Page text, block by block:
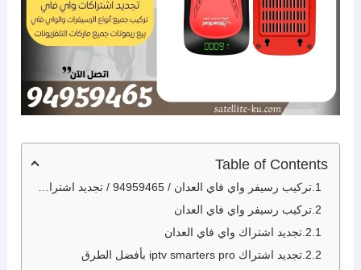
Table of Contents
تركيب رسيفر واي فاي العدان / 94959465 / تجديد اشتراك واي فاي العدان
تركيب رسيفر واي فاي العدان
تجديد اشتراك واي فاي العدان
تجديد اشتراك iptv smarters pro بأفضل الطرق